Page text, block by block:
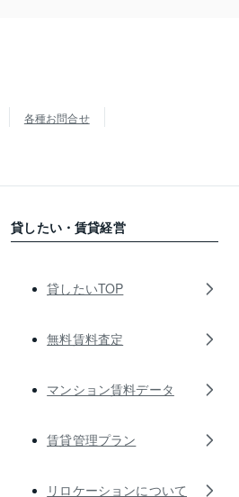
各種お問合せ
貸したい・賃貸経営
貸したいTOP
無料賃料査定
マンション賃料データ
賃貸管理プラン
リロケーションについて